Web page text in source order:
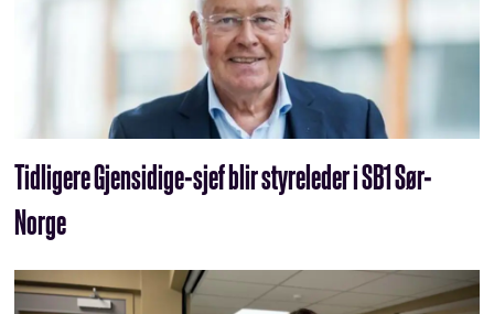
Tidligere Gjensidige-sjef blir styreleder i SB1 Sør-
Norge